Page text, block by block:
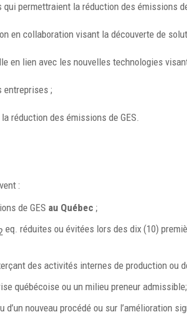
permettraient la réduction des émissions
en collaboration visant la découverte de
en lien avec les nouvelles technologies
entreprises ;
réduction des émissions de GES.
:
de GES au Québec;
eq. réduites ou évitées lors des dix (10)
des activités internes de production ou
québécoise ou un milieu preneur admissible;
nouveau procédé ou sur l’amélioration